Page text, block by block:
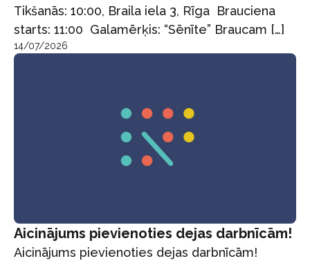
Tikšanās: 10:00, Braila iela 3, Rīga Brauciena
starts: 11:00 Galamērķis: “Sēnīte” Braucam […]
14/07/2026
Aicinājums pievienoties dejas darbnīcām!
Aicinājums pievienoties dejas darbnīcām!